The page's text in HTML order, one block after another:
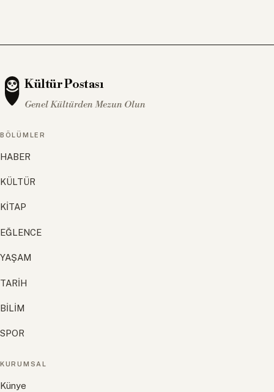
Kültür Postası
Genel Kültürden Mezun Olun
BÖLÜMLER
HABER
KÜLTÜR
KİTAP
EĞLENCE
YAŞAM
TARİH
BİLİM
SPOR
KURUMSAL
Künye